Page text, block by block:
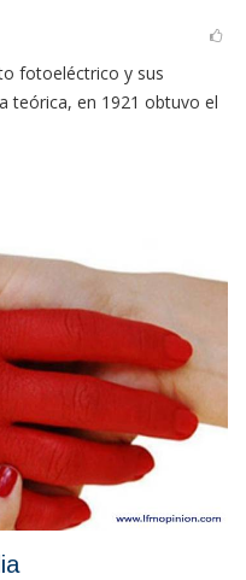
fotoeléctrico y sus
teórica, en 1921 obtuvo el